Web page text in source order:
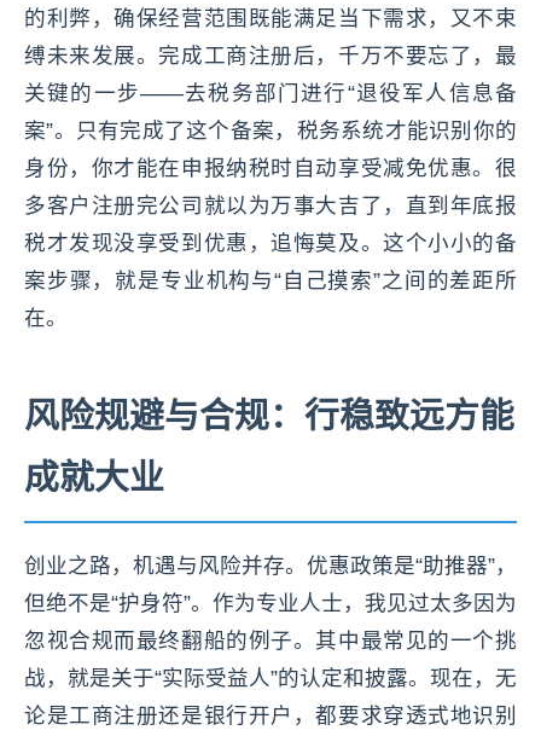
的利弊，确保经营范围既能满足当下需求，又不束
缚未来发展。完成工商注册后，千万不要忘了，最
关键的一步——去税务部门进行“退役军人信息备
案”。只有完成了这个备案，税务系统才能识别你的
身份，你才能在申报纳税时自动享受减免优惠。很
多客户注册完公司就以为万事大吉了，直到年底报
税才发现没享受到优惠，追悔莫及。这个小小的备
案步骤，就是专业机构与“自己摸索”之间的差距所
在。
风险规避与合规：行稳致远方能
成就大业
创业之路，机遇与风险并存。优惠政策是“助推器”，
但绝不是“护身符”。作为专业人士，我见过太多因为
忽视合规而最终翻船的例子。其中最常见的一个挑
战，就是关于“实际受益人”的认定和披露。现在，无
论是工商注册还是银行开户，都要求穿透式地识别